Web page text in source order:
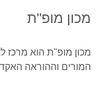
מכון מופ"ת
מכון מופ"ת הוא מרכז
המורים וההוראה